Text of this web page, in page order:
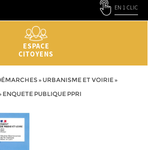
EN 1 CLIC
ESPACE
CITOYENS
» URBANISME ET VOIRIE»
ENQUETE PUBLIQUE PPRI